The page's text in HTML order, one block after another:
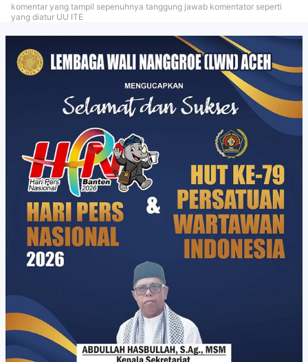
komentar yang tampil sepenuhnya tanggung jawab komentator seperti
yang diatur UU ITE